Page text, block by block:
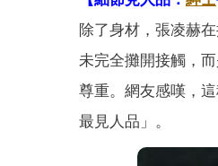
除了身材，張凌赫
未完全攤開接觸，
尊重。網友感嘆，
最見人品」。